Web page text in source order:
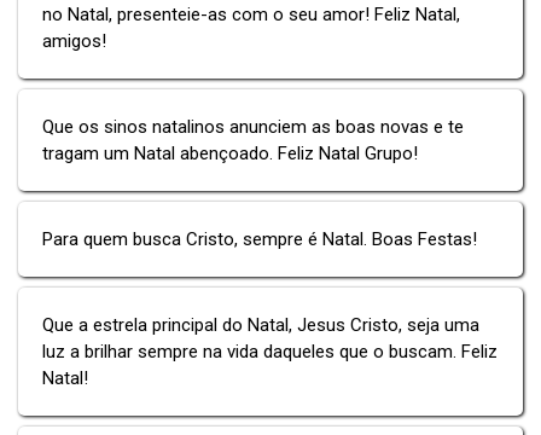
no Natal, presenteie-as com o seu amor! Feliz Natal,
amigos!
Que os sinos natalinos anunciem as boas novas e te
tragam um Natal abençoado. Feliz Natal Grupo!
Para quem busca Cristo, sempre é Natal. Boas Festas!
Que a estrela principal do Natal, Jesus Cristo, seja uma
luz a brilhar sempre na vida daqueles que o buscam. Feliz
Natal!